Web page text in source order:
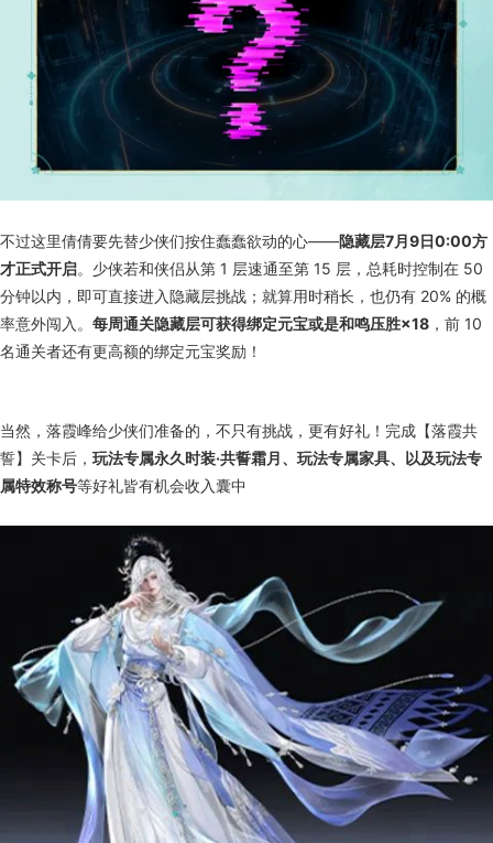
不过这里倩倩要先替少侠们按住蠢蠢欲动的心——隐藏层7月9日0:00方
才正式开启。少侠若和侠侣从第 1 层速通至第 15 层，总耗时控制在 50
分钟以内，即可直接进入隐藏层挑战；就算用时稍长，也仍有 20% 的概
率意外闯入。 每周通关隐藏层可获得绑定元宝或是和鸣压胜×18 ，前 10
名通关者还有更高额的绑定元宝奖励！
当然，落霞峰给少侠们准备的，不只有挑战，更有好礼！完成【落霞共
誓】关卡后， 玩法专属永久时装·共誓霜月、玩法专属家具、以及玩法专
属特效称号等好礼皆有机会收入囊中